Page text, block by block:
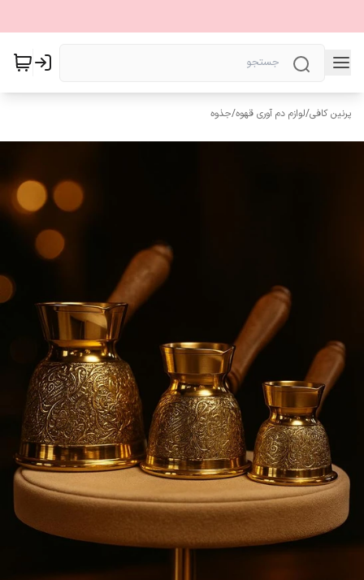
پرنین کافی/لوازم دم آوری قهوه/جذوه